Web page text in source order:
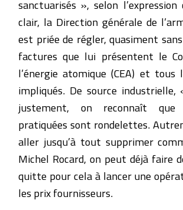
sanctuarisés », selon l’expression
clair, la Direction générale de
est priée de régler, quasiment
factures que lui présentent le
l’énergie atomique (CEA) et tous
impliqués. De source industrielle,
justement, on reconnaît
pratiquées sont rondelettes.
aller jusqu’à tout supprimer
Michel Rocard, on peut déjà faire
quitte pour cela à lancer une
les prix fournisseurs.